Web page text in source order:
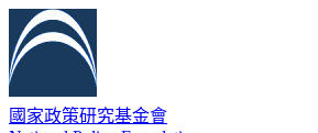
國家政策研究基金會